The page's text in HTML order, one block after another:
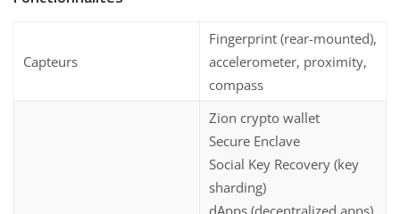
Capteurs
Fingerprint (rear-mounted),
accelerometer, proximity,
compass
Zion crypto wallet
Secure Enclave
Social Key Recovery (key
sharding)